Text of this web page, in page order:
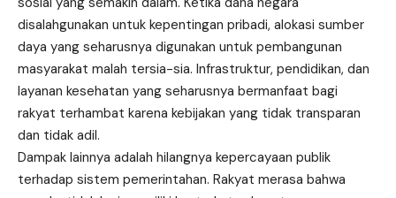
disalahgunakan untuk kepentingan pribadi, alokasi sumber
daya yang seharusnya digunakan untuk pembangunan
masyarakat malah tersia-sia. Infrastruktur, pendidikan, dan
layanan kesehatan yang seharusnya bermanfaat bagi
rakyat terhambat karena kebijakan yang tidak transparan
dan tidak adil.
Dampak lainnya adalah hilangnya kepercayaan publik
terhadap sistem pemerintahan. Rakyat merasa bahwa